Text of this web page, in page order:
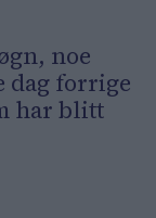
noe
dag forrige
har blitt